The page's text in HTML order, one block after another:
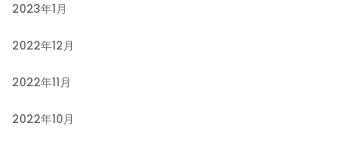
2023年1月
2022年12月
2022年11月
2022年10月